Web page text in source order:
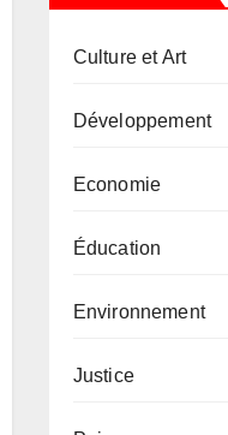
Culture et Art
Développement
Economie
Éducation
Environnement
Justice